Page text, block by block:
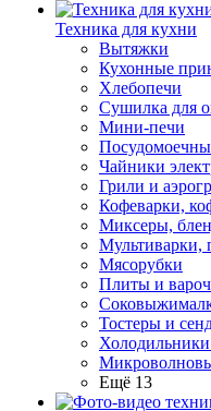
Техника для кухни
Вытяжки
Кухонные
Хлебопечи
Сушилка для
Мини-печи
Чайники
Грили и
Кофеварки,
Миксеры,
Мультиварки,
Мясорубки
Плиты и
Тостеры и
Ещё 13